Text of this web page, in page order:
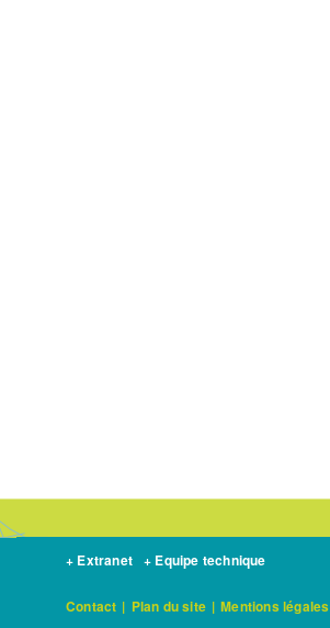
+ Extranet + Equipe technique
Contact | Plan du site | Mentions légales